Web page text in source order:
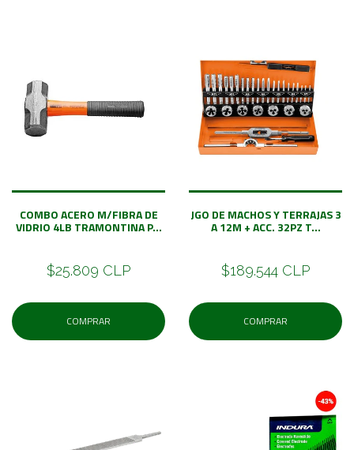
COMBO ACERO M/FIBRA DE
VIDRIO 4LB TRAMONTINA P...
$25.809 CLP
COMPRAR
JGO DE MACHOS Y TERRAJAS 3
A 12M + ACC. 32PZ T...
$189.544 CLP
COMPRAR